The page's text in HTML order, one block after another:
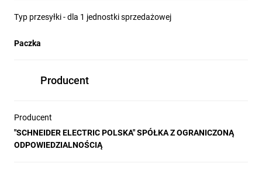
Typ przesyłki - dla 1 jednostki sprzedażowej
Paczka
Producent
Producent
"SCHNEIDER ELECTRIC POLSKA" SPÓŁKA Z OGRANICZONĄ
ODPOWIEDZIALNOŚCIĄ